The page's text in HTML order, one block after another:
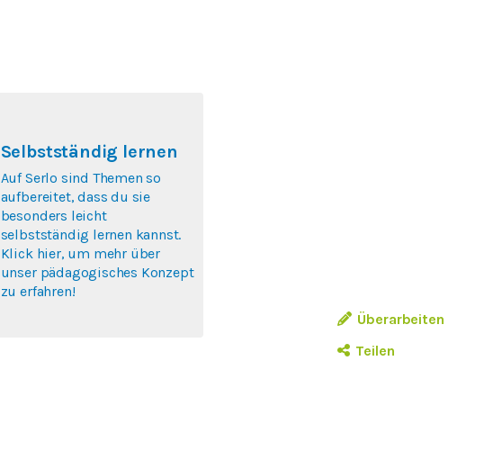
Überarbeiten
Teilen
Selbstständig lernen
Auf Serlo sind Themen so
aufbereitet, dass du sie
besonders leicht
selbstständig lernen kannst.
Klick hier, um mehr über
unser pädagogisches Konzept
zu erfahren!